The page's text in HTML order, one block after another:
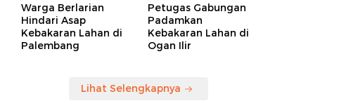
Warga Berlarian
Hindari Asap
Kebakaran Lahan di
Palembang
Petugas Gabungan
Padamkan
Kebakaran Lahan di
Ogan Ilir
Lihat Selengkapnya